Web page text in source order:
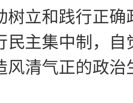
树立和践行正
民主集中制，
风清气正的政治